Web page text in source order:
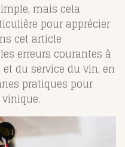
mais cela
pour apprécier
cet article
erreurs courantes à
du service du vin, en
pratiques pour